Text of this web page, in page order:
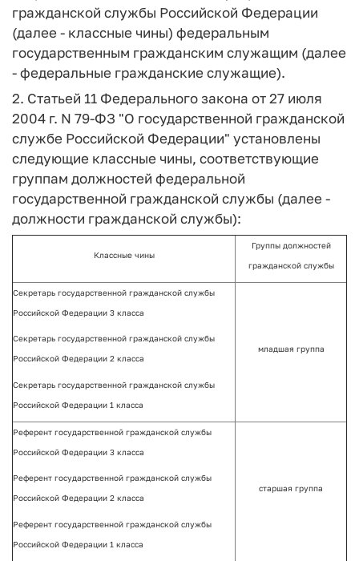
гражданской службы Российской Федерации
(далее - классные чины) федеральным
государственным гражданским служащим (далее
- федеральные гражданские служащие).
2. Статьей 11 Федерального закона от 27 июля
2004 г. N 79-ФЗ "О государственной гражданской
службе Российской Федерации" установлены
следующие классные чины, соответствующие
группам должностей федеральной
государственной гражданской службы (далее -
должности гражданской службы):
Классные чины
Группы должностей
гражданской службы
Секретарь государственной гражданской службы
Российской Федерации 3 класса
Секретарь государственной гражданской службы
Российской Федерации 2 класса
Секретарь государственной гражданской службы
Российской Федерации 1 класса
младшая группа
Референт государственной гражданской службы
Российской Федерации 3 класса
Референт государственной гражданской службы
Российской Федерации 2 класса
Референт государственной гражданской службы
Российской Федерации 1 класса
старшая группа